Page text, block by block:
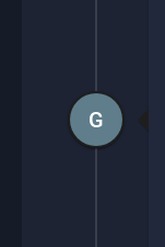
G